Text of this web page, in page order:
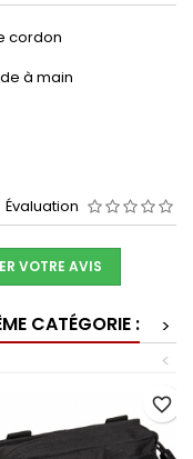
cordon
à main
Évaluation
VOTRE AVIS
CATÉGORIE :
>
<
favorite_border